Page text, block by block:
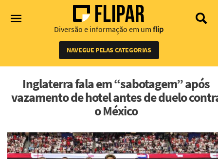
Diversão e informação em um flip
NAVEGUE PELAS CATEGORIAS
Inglaterra fala em “sabotagem” após
vazamento de hotel antes de duelo
o México